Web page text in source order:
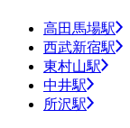
高田馬場駅
西武新宿駅
東村山駅
中井駅
所沢駅